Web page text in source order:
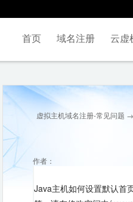
首页 域名注册 云虚
虚拟主机域名注册-常见问题 →
作者：
Java主机如何设置默认首